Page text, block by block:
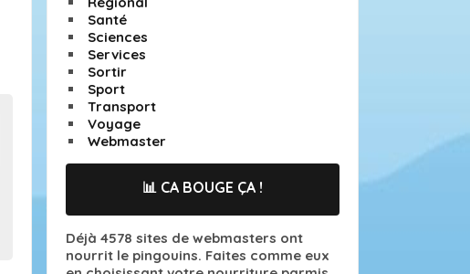
Santé
Sciences
Services
Sortir
Sport
Transport
Voyage
Webmaster
📊 CA BOUGE ÇA !
Déjà 4578 sites de webmasters ont
nourrit le pingouins. Faites comme eux